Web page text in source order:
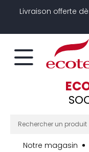
Livraison offerte
Notre magasin
Panneau de gestion